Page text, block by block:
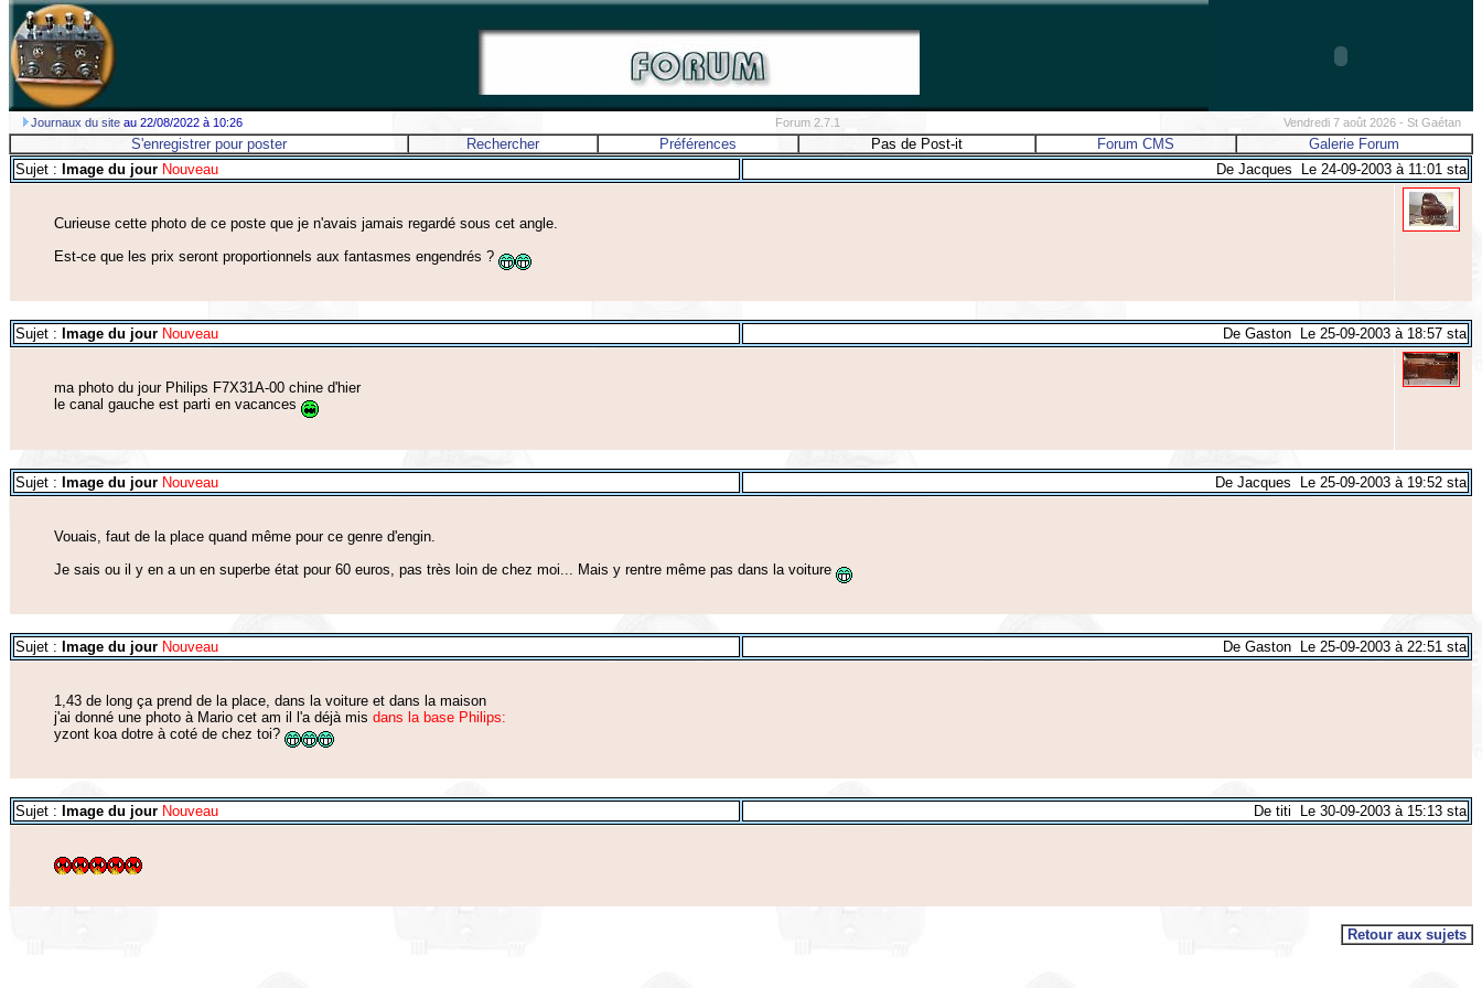
Journaux du site au 22/08/2022 à 10:26 Forum 2.7.1 Vendredi 7 août 2026 - St Gaétan
S'enregistrer pour poster Rechercher Préférences Pas de Post-it Forum CMS
Galerie Forum
Sujet : Image du jour Nouveau De Jacques Le 24-09-2003 à 11:01 sta
Curieuse cette photo de ce poste que je n'avais jamais regardé sous cet angle.
Est-ce que les prix seront proportionnels aux fantasmes engendrés ?
Sujet : Image du jour Nouveau De Gaston Le 25-09-2003 à 18:57 sta
ma photo du jour Philips F7X31A-00 chine d'hier
le canal gauche est parti en vacances
Sujet : Image du jour Nouveau De Jacques Le 25-09-2003 à 19:52 sta
Vouais, faut de la place quand même pour ce genre d'engin.
Je sais ou il y en a un en superbe état pour 60 euros, pas très loin de chez moi... Mais y rentre même pas dans la voiture
Sujet : Image du jour Nouveau De Gaston Le 25-09-2003 à 22:51 sta
1,43 de long ça prend de la place, dans la voiture et dans la maison
j'ai donné une photo à Mario cet am il l'a déjà mis dans la base Philips:
yzont koa dotre à coté de chez toi?
Sujet : Image du jour Nouveau De titi Le 30-09-2003 à 15:13 sta
Retour aux sujets